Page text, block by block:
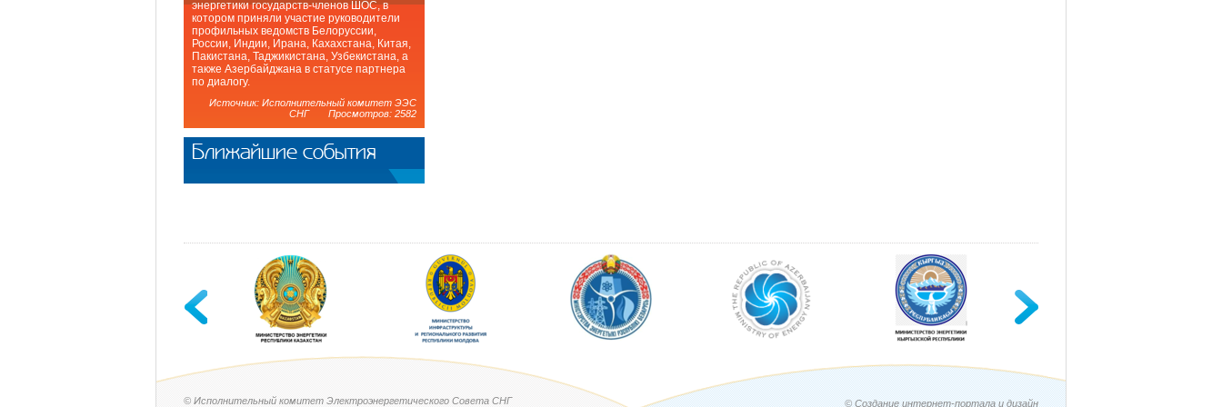
энергетики государств-членов ШОС, в
котором приняли участие руководители
профильных ведомств Белоруссии,
России, Индии, Ирана, Кахахстана, Китая,
Пакистана, Таджикистана, Узбекистана, а
также Азербайджана в статусе партнера
по диалогу.
Источник: Исполнительный комитет ЭЭС
СНГ Просмотров: 2582
Ближайшие события
© Создание интернет-портала и дизайн
© Исполнительный комитет Электроэнергетического Совета СНГ